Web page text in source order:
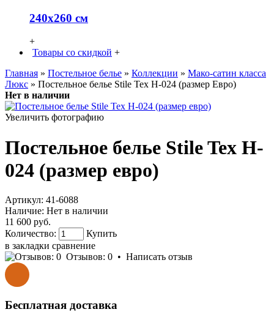
240х260 см
+
Товары со скидкой +
Главная » Постельное белье » Коллекции » Мако-сатин класса
Люкс » Постельное белье Stile Tex H-024 (размер Евро)
Нет в наличии
Увеличить фотографию
Постельное белье Stile Tex H-
024 (размер евро)
Артикул: 41-6088
Наличие: Нет в наличии
11 600 руб.
Количество:
Купить
в закладки сравнение
Отзывов: 0 • Написать отзыв
Бесплатная доставка